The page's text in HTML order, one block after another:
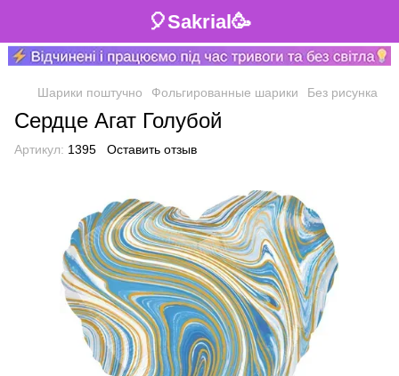
🎈Sakrial🥳
Шарики поштучно Фольгированные шарики Без рисунка
Сердце Агат Голубой
Артикул: 1395 Оставить отзыв